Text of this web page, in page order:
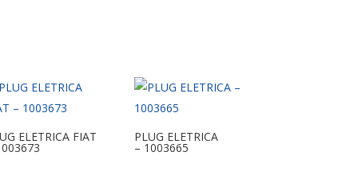
ELETRICA FIAT PLUG ELETRICA
– 1003665